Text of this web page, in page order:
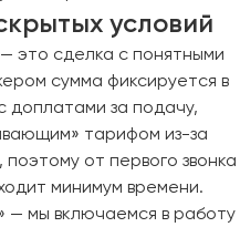
условий
это сделка с понятными
сумма фиксируется в
доплатами за подачу,
тарифом из-за
от первого звонка
минимум времени.
— мы включаемся в работу